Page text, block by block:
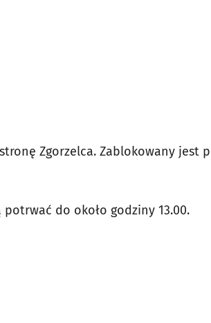
Zgorzelca. Zablokowany jest
do około godziny 13.00.